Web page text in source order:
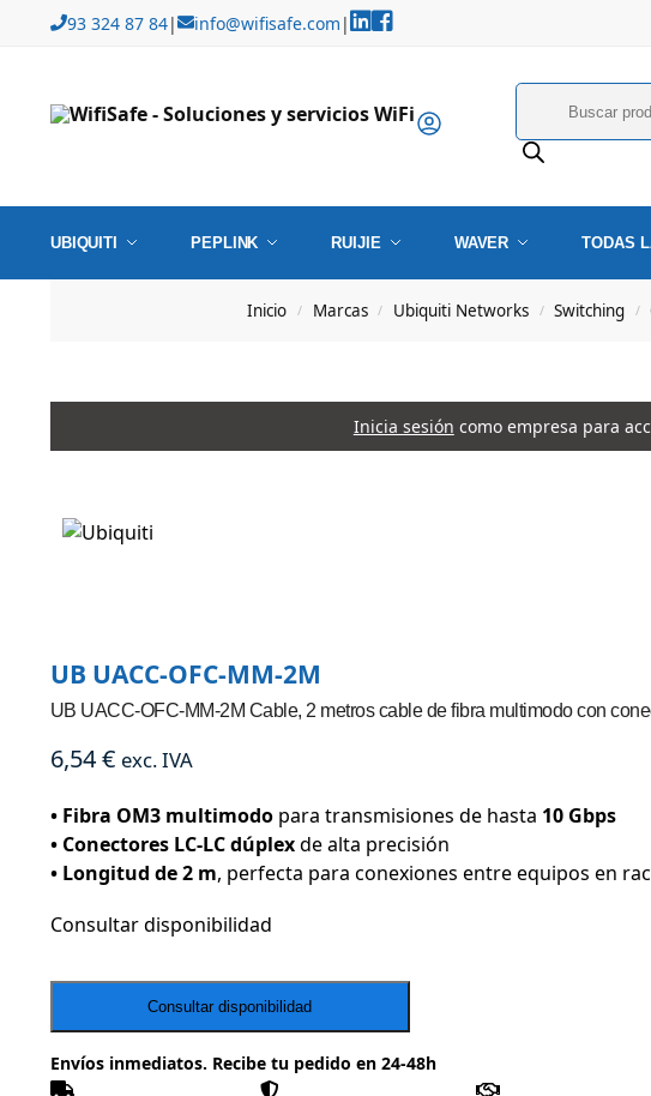
93 324 87 84| info@wifisafe.com |
UBIQUITI PEPLINK RUIJIE WAVER TODAS
Inicio / Marcas / Ubiquiti Networks / Switching /
Inicia sesión como empresa para
UB UACC-OFC-MM-2M
UB UACC-OFC-MM-2M Cable, 2 metros cable de fibra multimodo con
6,54€ exc. IVA
• Fibra OM3 multimodopara transmisiones de hasta 10 Gbps
• Conectores LC-LC dúplexde alta precisión
• Longitud de 2 m, perfecta para conexiones entre equipos en
Consultar disponibilidad
Envíos inmediatos. Recibe tu pedido en 24-48h